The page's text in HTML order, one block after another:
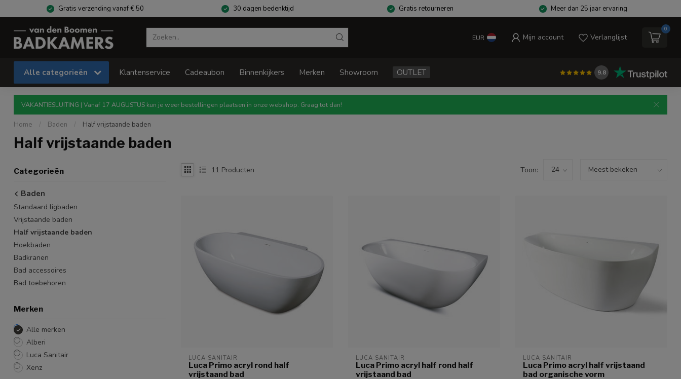
Gratis verzending vanaf € 50 30 dagen bedenktijd Gratis retourneren Meer dan 25 jaar ervaring
EUR Mijn account Verlanglijst
0
Alle categorieën Klantenservice Cadeaubon Binnenkijkers Merken Showroom OUTLET 9.8
VAKANTIESLUITING | Vanaf 17 AUGUSTUS kun je weer bestellingen plaatsen in onze webshop. Graag tot dan!
Home / Baden / Half vrijstaande baden
Half vrijstaande baden
Categorieën
Baden
Standaard ligbaden
Vrijstaande baden
Half vrijstaande baden
Hoekbaden
Badkranen
Bad accessoires
Bad toebehoren
Merken
Alle merken
Alberi
Luca Sanitair
Xenz
11 Producten Toon:
LUCA SANITAIR
Luca Primo acryl rond half
vrijstaand bad
LUCA SANITAIR
Luca Primo acryl half rond half
vrijstaand bad
LUCA SANITAIR
Luca Primo acryl half vrijstaand
bad organische vorm